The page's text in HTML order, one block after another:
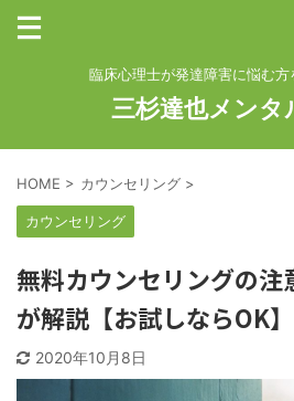
臨床心理士が発達障害に悩む方
三杉達也メンタ
HOME > カウンセリング >
カウンセリング
無料カウンセリングの注
が解説【お試しならOK】
2020年10月8日